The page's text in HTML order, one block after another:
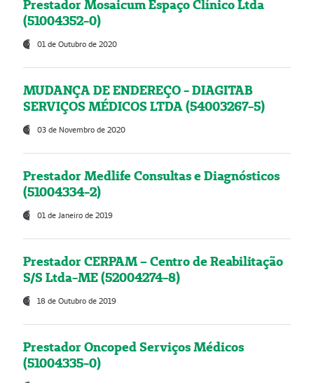
Prestador Mosaicum Espaço Clínico Ltda
(51004352-0)
01 de Outubro de 2020
MUDANÇA DE ENDEREÇO - DIAGITAB
SERVIÇOS MÉDICOS LTDA (54003267-5)
03 de Novembro de 2020
Prestador Medlife Consultas e Diagnósticos
(51004334-2)
01 de Janeiro de 2019
Prestador CERPAM – Centro de Reabilitação
S/S Ltda-ME (52004274-8)
18 de Outubro de 2019
Prestador Oncoped Serviços Médicos
(51004335-0)